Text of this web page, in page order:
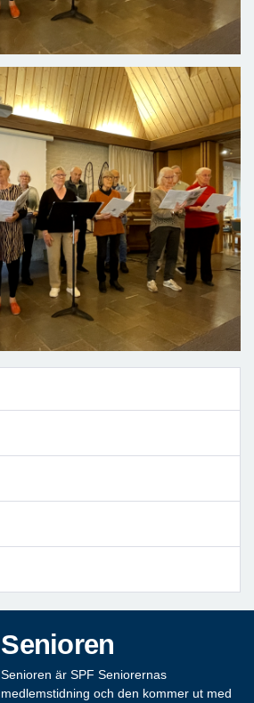
Senioren
Senioren är SPF Seniorernas
medlemstidning och den kommer ut med